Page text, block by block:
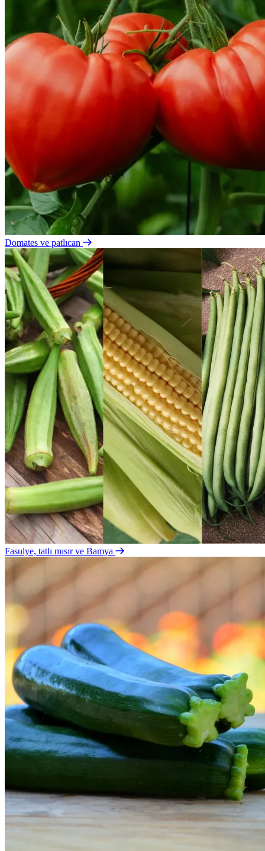
Domates ve patlıcan
Fasulye, tatlı mısır ve Bamya